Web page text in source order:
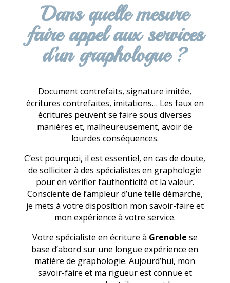
Dans quelle mesure
faire appel aux services
d’un graphologue ?
Document contrefaits, signature imitée,
écritures contrefaites, imitations… Les faux en
écritures peuvent se faire sous diverses
manières et, malheureusement, avoir de
lourdes conséquences.
C’est pourquoi, il est essentiel, en cas de doute,
de solliciter à des spécialistes en graphologie
pour en vérifier l’authenticité et la valeur.
Consciente de l’ampleur d’une telle démarche,
je mets à votre disposition mon savoir-faire et
mon expérience à votre service.
Votre spécialiste en écriture à Grenoble se
base d’abord sur une longue expérience en
matière de graphologie. Aujourd’hui, mon
savoir-faire et ma rigueur est connue et